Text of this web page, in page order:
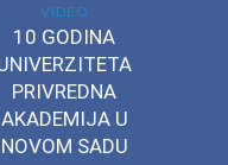
VIDEO
10 GODINA
PRIVREDNA
AKADEMIJA U
NOVOM SADU